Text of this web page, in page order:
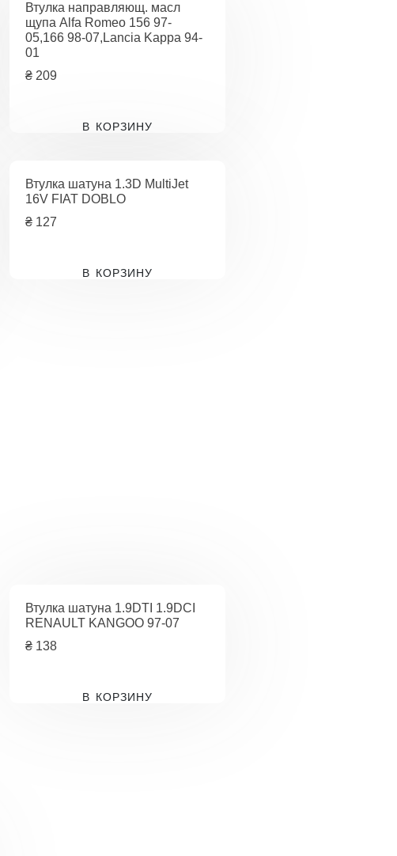
Втулка направляющ. масл
щупа Alfa Romeo 156 97-
05,166 98-07,Lancia Kappa 94-
01
₴209
В КОРЗИНУ
Втулка шатуна 1.3D MultiJet
16V FIAT DOBLO
₴127
В КОРЗИНУ
Втулка шатуна 1.9DTI 1.9DCI
RENAULT KANGOO 97-07
₴138
В КОРЗИНУ